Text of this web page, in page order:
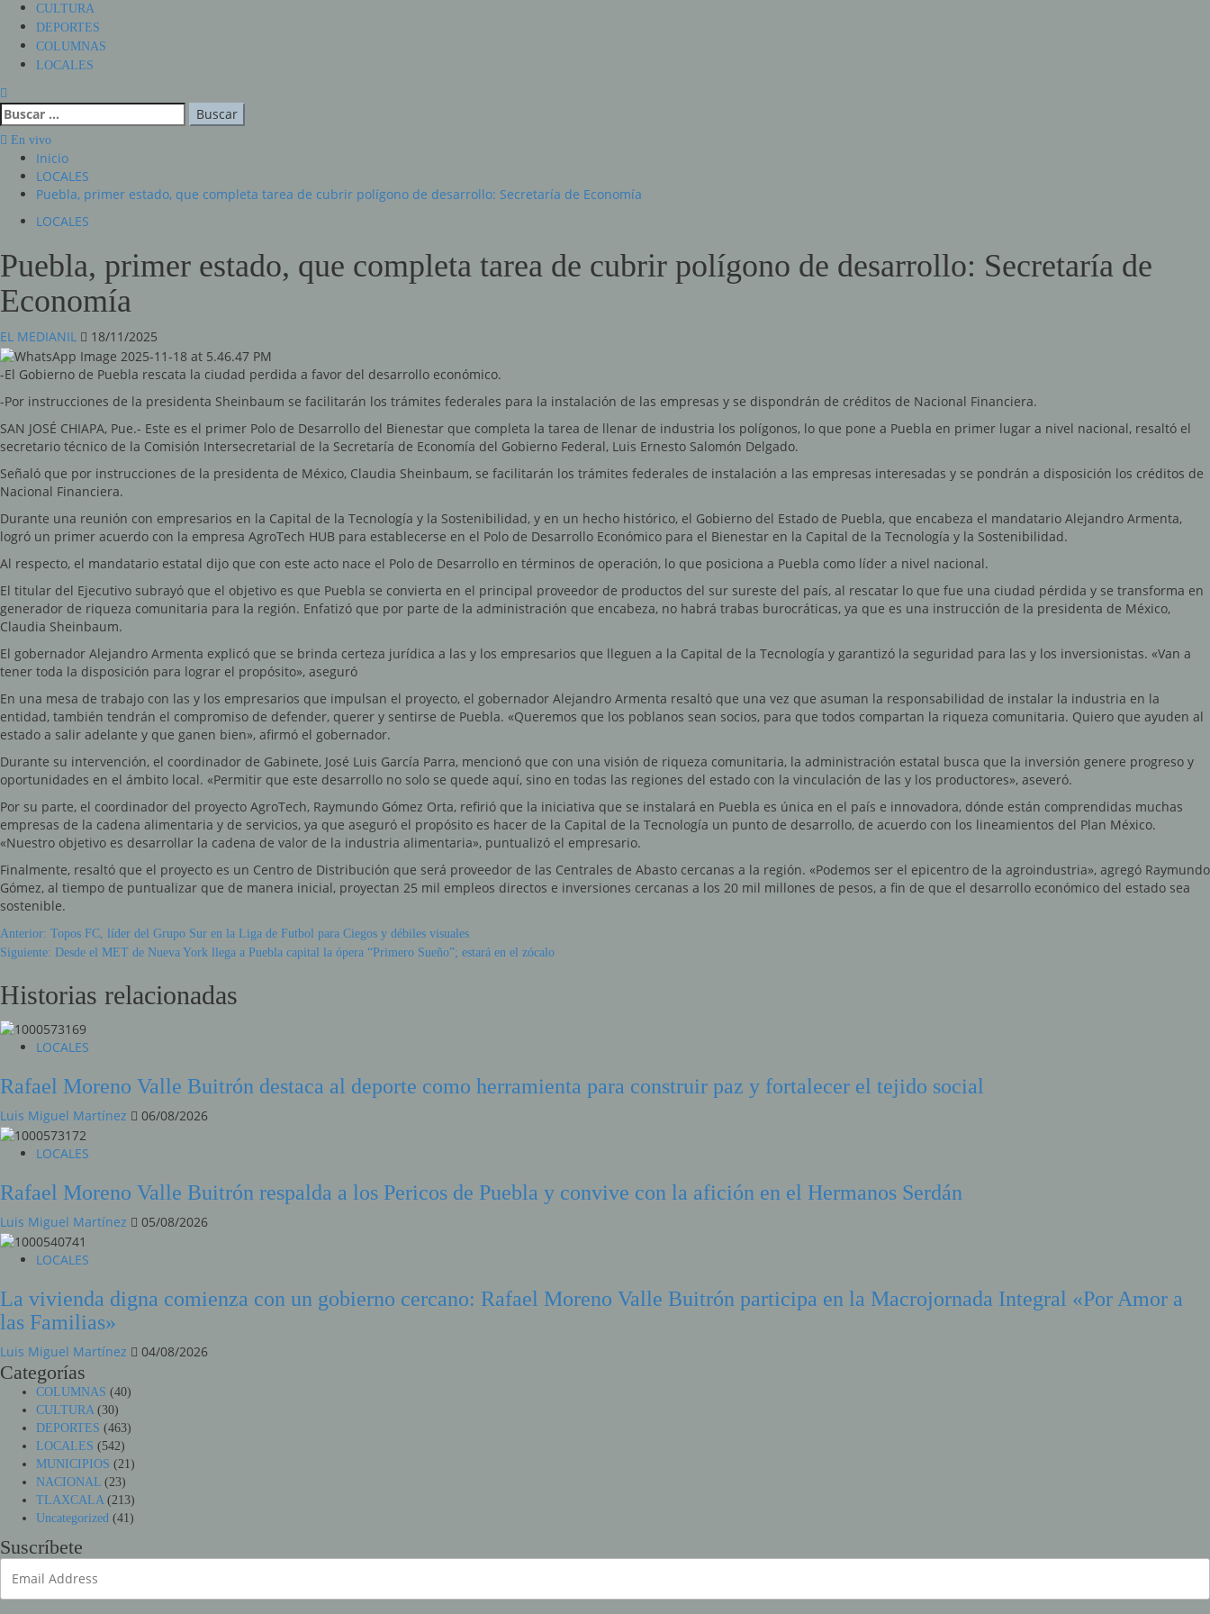
CULTURA
DEPORTES
COLUMNAS
LOCALES
Buscar:
En vivo
Inicio
LOCALES
Puebla, primer estado, que completa tarea de cubrir polígono de desarrollo: Secretaría de Economía
LOCALES
Puebla, primer estado, que completa tarea de cubrir polígono de desarrollo: Secretaría de
Economía
EL MEDIANIL 18/11/2025
-El Gobierno de Puebla rescata la ciudad perdida a favor del desarrollo económico.
-Por instrucciones de la presidenta Sheinbaum se facilitarán los trámites federales para la instalación de las empresas y se dispondrán de créditos de Nacional Financiera.
SAN JOSÉ CHIAPA, Pue.- Este es el primer Polo de Desarrollo del Bienestar que completa la tarea de llenar de industria los polígonos, lo que pone a Puebla en primer lugar a nivel nacional, resaltó el
secretario técnico de la Comisión Intersecretarial de la Secretaría de Economía del Gobierno Federal, Luis Ernesto Salomón Delgado.
Señaló que por instrucciones de la presidenta de México, Claudia Sheinbaum, se facilitarán los trámites federales de instalación a las empresas interesadas y se pondrán a disposición los créditos de
Nacional Financiera.
Durante una reunión con empresarios en la Capital de la Tecnología y la Sostenibilidad, y en un hecho histórico, el Gobierno del Estado de Puebla, que encabeza el mandatario Alejandro Armenta,
logró un primer acuerdo con la empresa AgroTech HUB para establecerse en el Polo de Desarrollo Económico para el Bienestar en la Capital de la Tecnología y la Sostenibilidad.
Al respecto, el mandatario estatal dijo que con este acto nace el Polo de Desarrollo en términos de operación, lo que posiciona a Puebla como líder a nivel nacional.
El titular del Ejecutivo subrayó que el objetivo es que Puebla se convierta en el principal proveedor de productos del sur sureste del país, al rescatar lo que fue una ciudad pérdida y se transforma en
generador de riqueza comunitaria para la región. Enfatizó que por parte de la administración que encabeza, no habrá trabas burocráticas, ya que es una instrucción de la presidenta de México,
Claudia Sheinbaum.
El gobernador Alejandro Armenta explicó que se brinda certeza jurídica a las y los empresarios que lleguen a la Capital de la Tecnología y garantizó la seguridad para las y los inversionistas. «Van a
tener toda la disposición para lograr el propósito», aseguró
En una mesa de trabajo con las y los empresarios que impulsan el proyecto, el gobernador Alejandro Armenta resaltó que una vez que asuman la responsabilidad de instalar la industria en la
entidad, también tendrán el compromiso de defender, querer y sentirse de Puebla. «Queremos que los poblanos sean socios, para que todos compartan la riqueza comunitaria. Quiero que ayuden al
estado a salir adelante y que ganen bien», afirmó el gobernador.
Durante su intervención, el coordinador de Gabinete, José Luis García Parra, mencionó que con una visión de riqueza comunitaria, la administración estatal busca que la inversión genere progreso y
oportunidades en el ámbito local. «Permitir que este desarrollo no solo se quede aquí, sino en todas las regiones del estado con la vinculación de las y los productores», aseveró.
Por su parte, el coordinador del proyecto AgroTech, Raymundo Gómez Orta, refirió que la iniciativa que se instalará en Puebla es única en el país e innovadora, dónde están comprendidas muchas
empresas de la cadena alimentaria y de servicios, ya que aseguró el propósito es hacer de la Capital de la Tecnología un punto de desarrollo, de acuerdo con los lineamientos del Plan México.
«Nuestro objetivo es desarrollar la cadena de valor de la industria alimentaria», puntualizó el empresario.
Finalmente, resaltó que el proyecto es un Centro de Distribución que será proveedor de las Centrales de Abasto cercanas a la región. «Podemos ser el epicentro de la agroindustria», agregó Raymundo
Gómez, al tiempo de puntualizar que de manera inicial, proyectan 25 mil empleos directos e inversiones cercanas a los 20 mil millones de pesos, a fin de que el desarrollo económico del estado sea
sostenible.
Sigue
leyendo
Anterior: Topos FC, líder del Grupo Sur en la Liga de Futbol para Ciegos y débiles visuales
Siguiente: Desde el MET de Nueva York llega a Puebla capital la ópera “Primero Sueño”; estará en el zócalo
Historias relacionadas
LOCALES
Rafael Moreno Valle Buitrón destaca al deporte como herramienta para construir paz y fortalecer el tejido social
Luis Miguel Martínez 06/08/2026
LOCALES
Rafael Moreno Valle Buitrón respalda a los Pericos de Puebla y convive con la afición en el Hermanos Serdán
Luis Miguel Martínez 05/08/2026
LOCALES
La vivienda digna comienza con un gobierno cercano: Rafael Moreno Valle Buitrón participa en la Macrojornada Integral «Por Amor a
las Familias»
Luis Miguel Martínez 04/08/2026
Categorías
COLUMNAS (40)
CULTURA(30)
DEPORTES (463)
LOCALES (542)
MUNICIPIOS (21)
NACIONAL (23)
TLAXCALA(213)
Uncategorized (41)
Suscríbete